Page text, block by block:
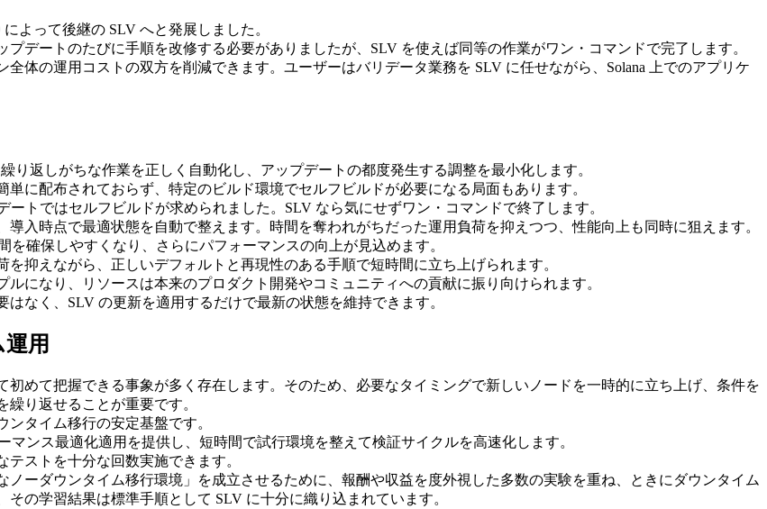
よって後継の SLV へと発展しました。
デートのたびに手順を改修する必要がありましたが、SLV を使えば同等の作業がワン・コマンドで完了します。
体の運用コストの双方を削減できます。ユーザーはバリデータ業務を SLV に任せながら、Solana 上でのアプリケ
返しがちな作業を正しく自動化し、アップデートの都度発生する調整を最小化します。
に配布されておらず、特定のビルド環境でセルフビルドが必要になる局面もあります。
ートではセルフビルドが求められました。SLV なら気にせずワン・コマンドで終了します。
入時点で最適状態を自動で整えます。時間を奪われがちだった運用負荷を抑えつつ、性能向上も同時に狙えます。
確保しやすくなり、さらにパフォーマンスの向上が見込めます。
抑えながら、正しいデフォルトと再現性のある手順で短時間に立ち上げられます。
になり、リソースは本来のプロダクト開発やコミュニティへの貢献に振り向けられます。
なく、SLV の更新を適用するだけで最新の状態を維持できます。
用
めて把握できる事象が多く存在します。そのため、必要なタイミングで新しいノードを一時的に立ち上げ、条件を
り返せることが重要です。
タイム移行の安定基盤です。
ンス最適化適用を提供し、短時間で試行環境を整えて検証サイクルを高速化します。
ストを十分な回数実施できます。
ーダウンタイム移行環境」を成立させるために、報酬や収益を度外視した多数の実験を重ね、ときにダウンタイム
の学習結果は標準手順として SLV に十分に織り込まれています。